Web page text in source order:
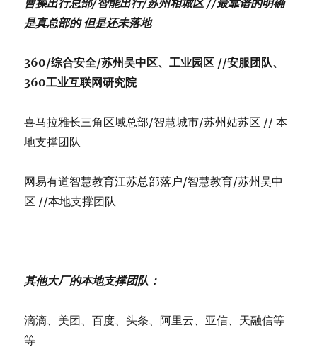
曹操出行总部/智能出行/苏州相城区 //最靠谱的明确
是真总部的 但是还未落地
360/综合安全/苏州吴中区、工业园区 //安服团队、
360工业互联网研究院
喜马拉雅长三角区域总部/智慧城市/苏州姑苏区 // 本
地支撑团队
网易有道智慧教育江苏总部落户/智慧教育/苏州吴中
区 //本地支撑团队
其他大厂的本地支撑团队：
滴滴、美团、百度、头条、阿里云、亚信、天融信等
等